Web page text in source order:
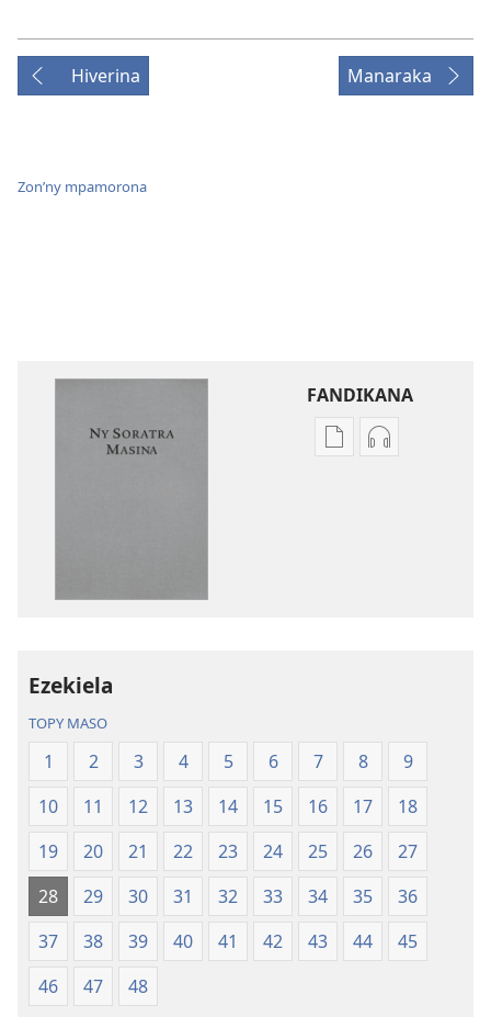
Hiverina Manaraka
Zon’ny mpamorona
FANDIKANA
Fandikana
2021)
Fandikana
2021)
Ezekiela
TOPY MASO
1 2 3 4 5 6 7 8
9
10
11 12 13 14 15 16 17
18
19
20 21 22 23 24 25 26
27
28
29 30 31 32 33 34 35
36
37
38 39 40 41 42 43 44
45
46
47 48